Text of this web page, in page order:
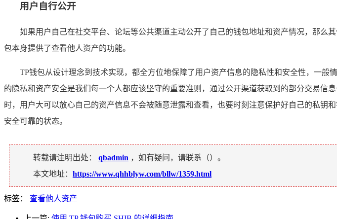
用户自行公开
如果用户自己在社交平台、论坛等公共渠道主动公开了自己的钱包地址和资产情况，那么
包本身提供了查看他人资产的功能。
TP钱包从设计理念到技术实现，都全方位地保障了用户资产信息的隐私性和安全性，一
的隐私和资产安全是我们每一个人都应该坚守的重要准则，通过公开渠道获取到的部分交易
时，用户大可以放心自己的资产信息不会被随意泄露和查看，也要时刻注意保护好自己的私
安全可靠的状态。
转载请注明出处： qbadmin ，如有疑问，请联系（）。
本文地址： https://www.qhhblyw.com/bllw/1359.html
标签： 查看他人资产